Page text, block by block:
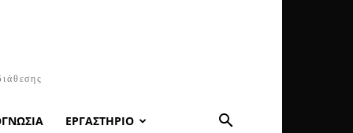
ΕΡΓΑΣΤΗΡΙΟ